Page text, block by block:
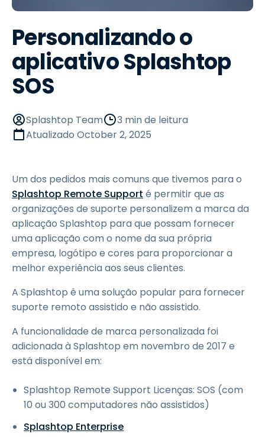
Personalizando o
aplicativo Splashtop
SOS
Splashtop Team
3 min de leitura
Atualizado October 2, 2025
Um dos pedidos mais comuns que tivemos para o
Splashtop Remote Support é permitir que as
organizações de suporte personalizem a marca da
aplicação Splashtop para que possam fornecer
uma aplicação com o nome da sua própria
empresa, logótipo e cores para proporcionar a
melhor experiência aos seus clientes.
A Splashtop é uma solução popular para fornecer
suporte remoto assistido e não assistido.
A funcionalidade de marca personalizada foi
adicionada à Splashtop em novembro de 2017 e
está disponível em:
Splashtop Remote Support Licenças: SOS (com
10 ou 300 computadores não assistidos)
Splashtop Enterprise